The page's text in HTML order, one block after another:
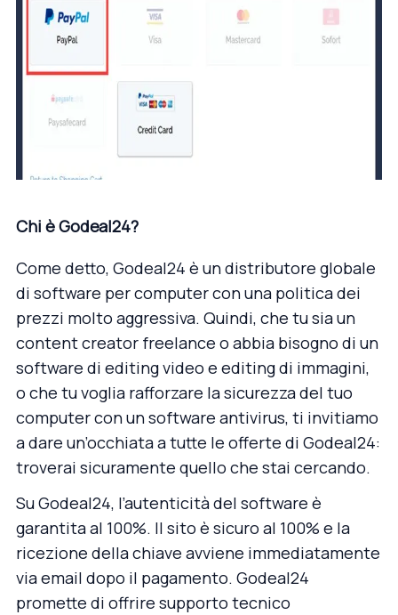
Chi è Godeal24?
Come detto, Godeal24 è un distributore globale
di software per computer con una politica dei
prezzi molto aggressiva. Quindi, che tu sia un
content creator freelance o abbia bisogno di un
software di editing video e editing di immagini,
o che tu voglia rafforzare la sicurezza del tuo
computer con un software antivirus, ti invitiamo
a dare un’occhiata a tutte le offerte di Godeal24:
troverai sicuramente quello che stai cercando.
SuGodeal24, l’autenticità del software è
garantita al 100%. Il sito è sicuro al 100% e la
ricezione della chiave avviene immediatamente
via email dopo il pagamento. Godeal24
promette di offrire supporto tecnico